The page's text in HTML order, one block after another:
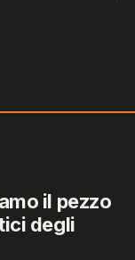
il pezzo
degli